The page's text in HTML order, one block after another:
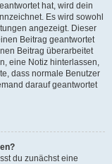
hat, wird dein
Es wird sowohl
angezeigt. Dieser
Beitrag geantwortet
Beitrag überarbeitet
eine Notiz hinterlassen,
dass normale Benutzer
darauf geantwortet
du zunächst eine